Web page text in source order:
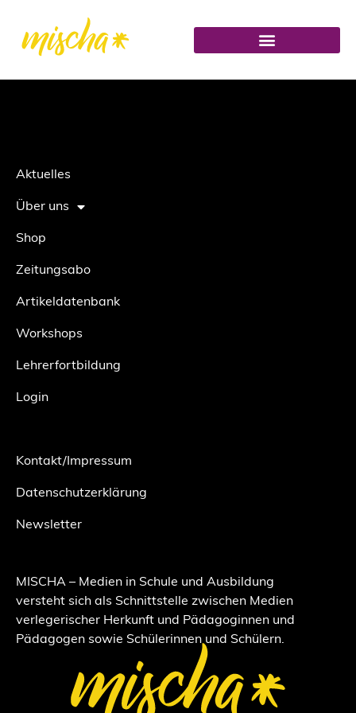
Aktuelles
Über uns
Shop
Zeitungsabo
Artikeldatenbank
Workshops
Lehrerfortbildung
Login
Kontakt/Impressum
Datenschutzerklärung
Newsletter
MISCHA – Medien in Schule und Ausbildung
versteht sich als Schnittstelle zwischen Medien
verlegerischer Herkunft und Pädagoginnen und
Pädagogen sowie Schülerinnen und Schülern.